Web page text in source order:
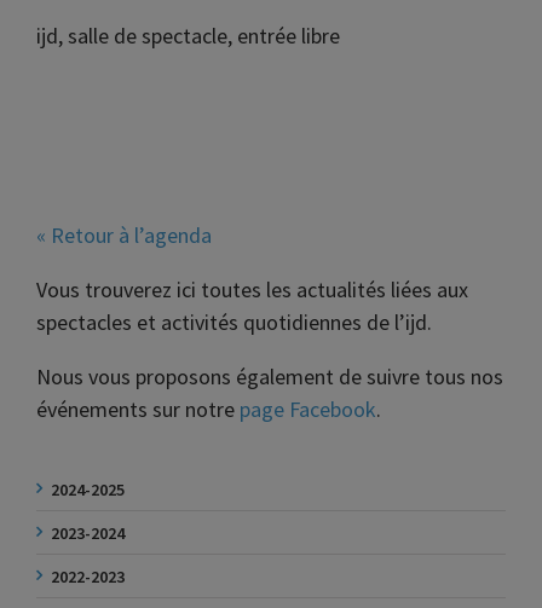
ijd, salle de spectacle, entrée libre
« Retour à l’agenda
Vous trouverez ici toutes les actualités liées aux
spectacles et activités quotidiennes de l’ijd.
Nous vous proposons également de suivre tous nos
événements sur notre page Facebook.
2024-2025
2023-2024
2022-2023